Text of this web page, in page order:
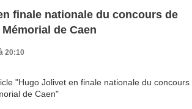
de Caen
20:10